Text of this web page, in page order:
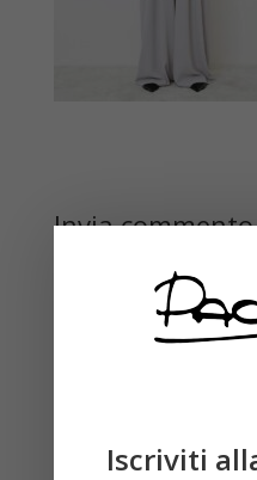
Invia commento
obbligatori sono
Iscriviti